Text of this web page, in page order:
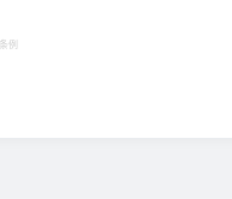
条例